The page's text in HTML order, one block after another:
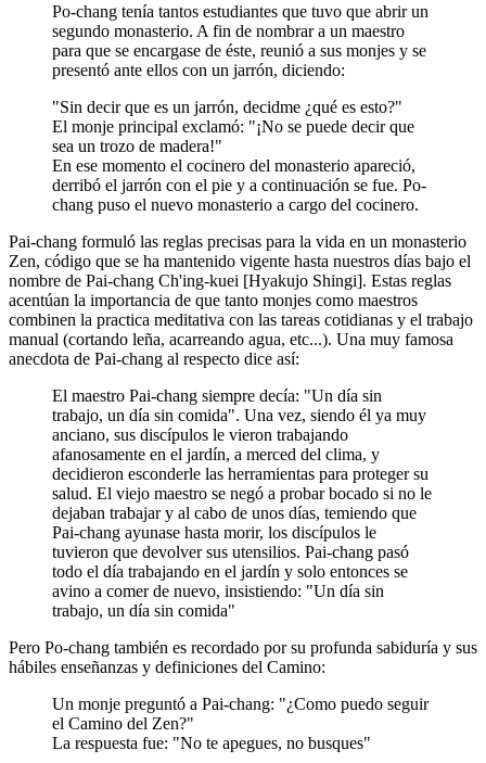
Po-chang tenía tantos estudiantes que tuvo que abrir un
segundo monasterio. A fin de nombrar a un maestro
para que se encargase de éste, reunió a sus monjes y se
presentó ante ellos con un jarrón, diciendo:
"Sin decir que es un jarrón, decidme ¿qué es esto?"
El monje principal exclamó: "¡No se puede decir que
sea un trozo de madera!"
En ese momento el cocinero del monasterio apareció,
derribó el jarrón con el pie y a continuación se fue. Po-
chang puso el nuevo monasterio a cargo del cocinero.
Pai-chang formuló las reglas precisas para la vida en un monasterio
Zen, código que se ha mantenido vigente hasta nuestros días bajo el
nombre de Pai-chang Ch'ing-kuei [Hyakujo Shingi]. Estas reglas
acentúan la importancia de que tanto monjes como maestros
combinen la practica meditativa con las tareas cotidianas y el trabajo
manual (cortando leña, acarreando agua, etc...). Una muy famosa
anecdota de Pai-chang al respecto dice así:
El maestro Pai-chang siempre decía: "Un día sin
trabajo, un día sin comida". Una vez, siendo él ya muy
anciano, sus discípulos le vieron trabajando
afanosamente en el jardín, a merced del clima, y
decidieron esconderle las herramientas para proteger su
salud. El viejo maestro se negó a probar bocado si no le
dejaban trabajar y al cabo de unos días, temiendo que
Pai-chang ayunase hasta morir, los discípulos le
tuvieron que devolver sus utensilios. Pai-chang pasó
todo el día trabajando en el jardín y solo entonces se
avino a comer de nuevo, insistiendo: "Un día sin
trabajo, un día sin comida"
Pero Po-chang también es recordado por su profunda sabiduría y sus
hábiles enseñanzas y definiciones del Camino:
Un monje preguntó a Pai-chang: "¿Como puedo seguir
el Camino del Zen?"
La respuesta fue: "No te apegues, no busques"